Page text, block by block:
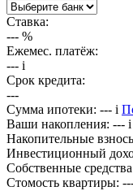
Ставка:
--- %
Ежемес. платёж:
--- i
Срок кредита:
---
Сумма ипотеки: --- i
Ваши накопления: --- i
Накопительные
Инвестиционный
Собственные
Стомость квартиры: